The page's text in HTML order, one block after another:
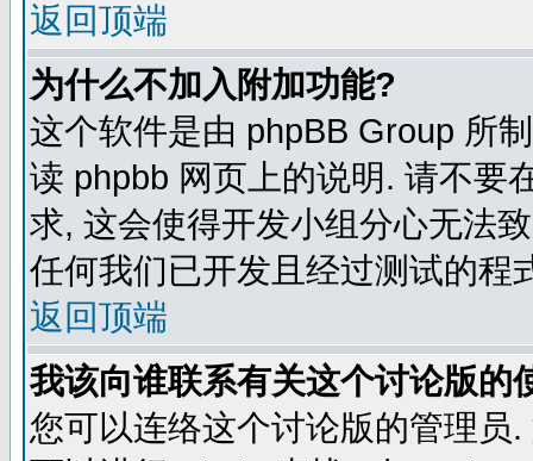
返回顶端
为什么不加入附加功能?
这个软件是由 phpBB Group 所
读 phpbb 网页上的说明. 请不要
求, 这会使得开发小组分心无法
任何我们已开发且经过测试的程
返回顶端
我该向谁联系有关这个讨论版的
您可以连络这个讨论版的管理员